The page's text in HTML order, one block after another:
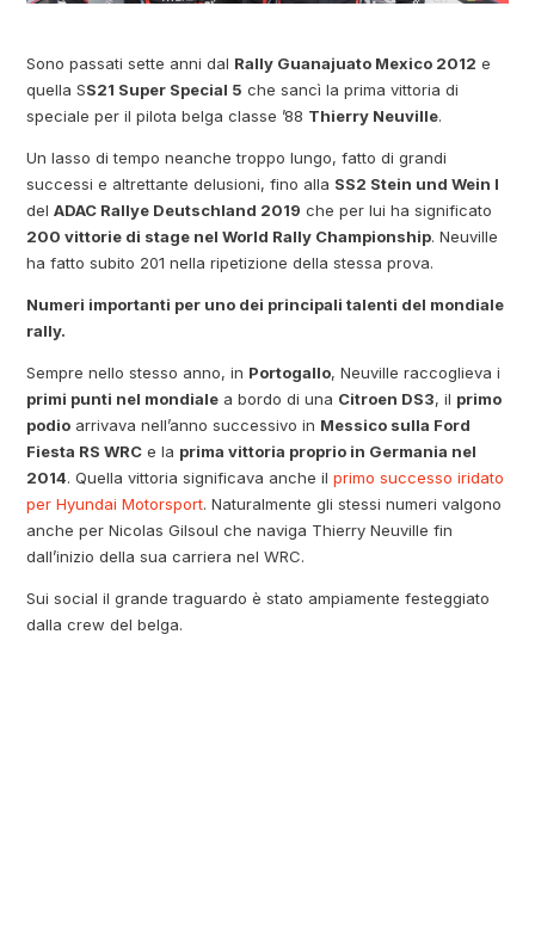
Sono passati sette anni dal Rally Guanajuato Mexico 2012 e
quella SS21 Super Special 5 che sancì la prima vittoria di
speciale per il pilota belga classe ’88 Thierry Neuville.
Un lasso di tempo neanche troppo lungo, fatto di grandi
successi e altrettante delusioni, fino alla SS2 Stein und Wein I
delADAC Rallye Deutschland 2019 che per lui ha significato
200 vittorie di stage nel World Rally Championship. Neuville
ha fatto subito 201 nella ripetizione della stessa prova.
Numeri importanti per uno dei principali talenti del mondiale
rally.
Sempre nello stesso anno, in Portogallo, Neuville raccoglieva i
primi punti nel mondiale a bordo di una Citroen DS3, il primo
podio arrivava nell’anno successivo in Messico sulla Ford
Fiesta RS WRC e la prima vittoria proprio in Germania nel
2014. Quella vittoria significava anche ilprimo successo iridato
per Hyundai Motorsport. Naturalmente gli stessi numeri valgono
anche per Nicolas Gilsoul che naviga Thierry Neuville fin
dall’inizio della sua carriera nel WRC.
Sui social il grande traguardo è stato ampiamente festeggiato
dalla crew del belga.